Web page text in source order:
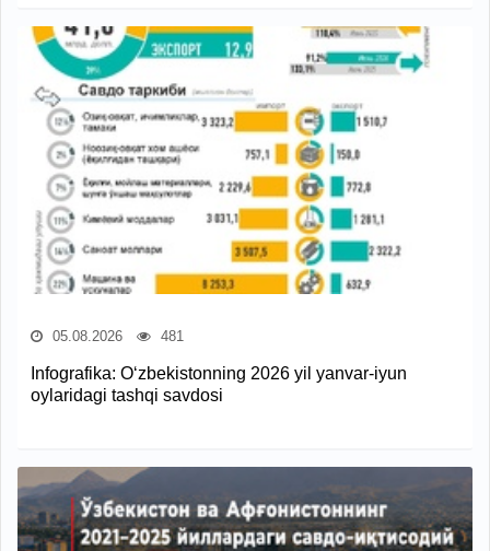
05.08.2026 481
Infografika: O‘zbekistonning 2026 yil yanvar-iyun
oylaridagi tashqi savdosi